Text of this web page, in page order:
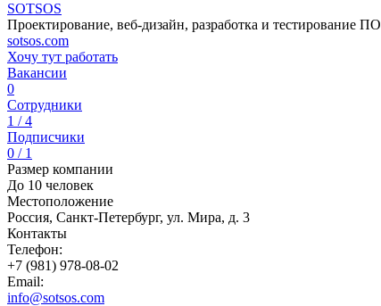
SOTSOS
Проектирование, веб-дизайн, разработка и тестирование ПО
sotsos.com
Хочу тут работать
Вакансии
0
Сотрудники
1 / 4
Подписчики
0 / 1
Размер компании
До 10 человек
Местоположение
Россия, Санкт-Петербург, ул. Мира, д. 3
Контакты
Телефон:
+7 (981) 978-08-02
Email:
info@sotsos.com